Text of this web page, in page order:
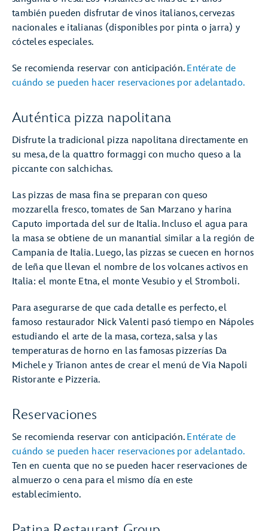
también pueden disfrutar de vinos italianos, cervezas
nacionales e italianas (disponibles por pinta o jarra) y
cócteles especiales.
Se recomienda reservar con anticipación. Entérate de
cuándo se pueden hacer reservaciones por adelantado.
Auténtica pizza napolitana
Disfrute la tradicional pizza napolitana directamente en
su mesa, de la quattro formaggi con mucho queso a la
piccante con salchichas.
Las pizzas de masa fina se preparan con queso
mozzarella fresco, tomates de San Marzano y harina
Caputo importada del sur de Italia. Incluso el agua para
la masa se obtiene de un manantial similar a la región de
Campania de Italia. Luego, las pizzas se cuecen en hornos
de leña que llevan el nombre de los volcanes activos en
Italia: el monte Etna, el monte Vesubio y el Stromboli.
Para asegurarse de que cada detalle es perfecto, el
famoso restaurador Nick Valenti pasó tiempo en Nápoles
estudiando el arte de la masa, corteza, salsa y las
temperaturas de horno en las famosas pizzerías Da
Michele y Trianon antes de crear el menú de Via Napoli
Ristorante e Pizzeria.
Reservaciones
Se recomienda reservar con anticipación. Entérate de
cuándo se pueden hacer reservaciones por adelantado.
Ten en cuenta que no se pueden hacer reservaciones de
almuerzo o cena para el mismo día en este
establecimiento.